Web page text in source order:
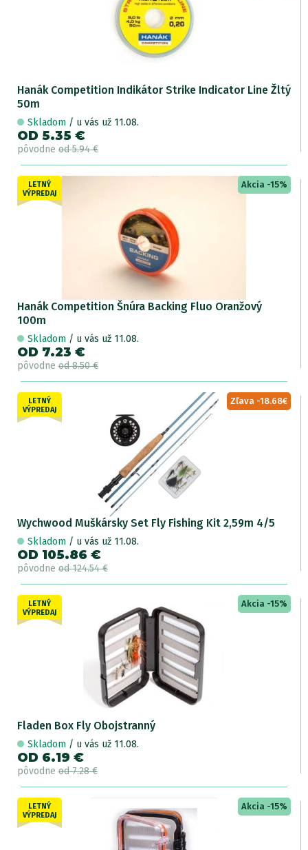
Hanák Competition Indikátor Strike Indicator Line Žltý
50m
Skladom / u vás už 11.08.
OD 5.35 €
pôvodne od 5.94 €
LETNÝ
VÝPREDAJ
Akcia -15%
Hanák Competition Šnúra Backing Fluo Oranžový
100m
Skladom / u vás už 11.08.
OD 7.23 €
pôvodne od 8.50 €
LETNÝ
VÝPREDAJ
Zľava -18.68€
Wychwood Muškársky Set Fly Fishing Kit 2,59m 4/5
Skladom / u vás už 11.08.
OD 105.86 €
pôvodne od 124.54 €
LETNÝ
VÝPREDAJ
Akcia -15%
Fladen Box Fly Obojstranný
Skladom / u vás už 11.08.
OD 6.19 €
pôvodne od 7.28 €
LETNÝ
VÝPREDAJ
Akcia -15%